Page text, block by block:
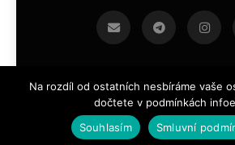
infoek.cz 2026.Developed By
Na rozdíl od ostatních nesbíráme vaše
dočtete v podmínkách
Souhlasím
Smluvní